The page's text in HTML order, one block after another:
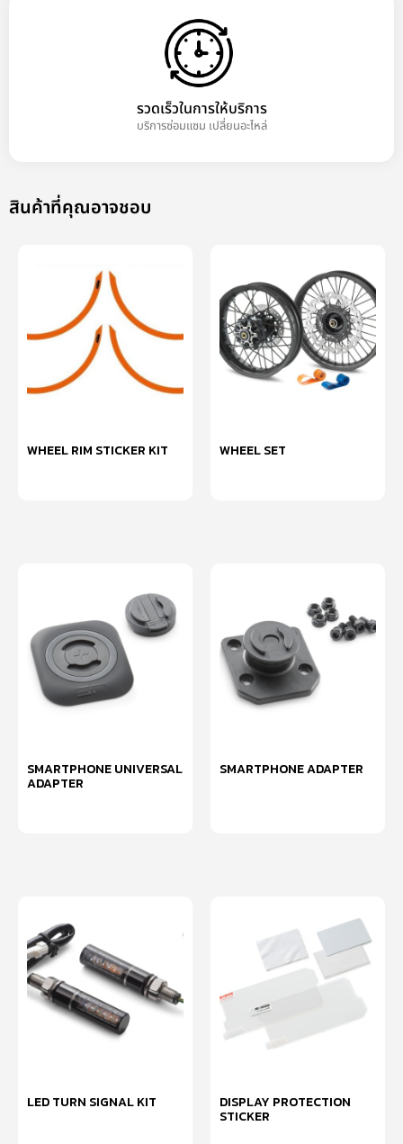
รวดเร็วในการให้บริการ
บริการซ่อมแซม เปลี่ยนอะไหล่
สินค้าที่คุณอาจชอบ
WHEEL RIM STICKER KIT
WHEEL SET
SMARTPHONE UNIVERSAL
ADAPTER
SMARTPHONE ADAPTER
LED TURN SIGNAL KIT
DISPLAY PROTECTION
STICKER